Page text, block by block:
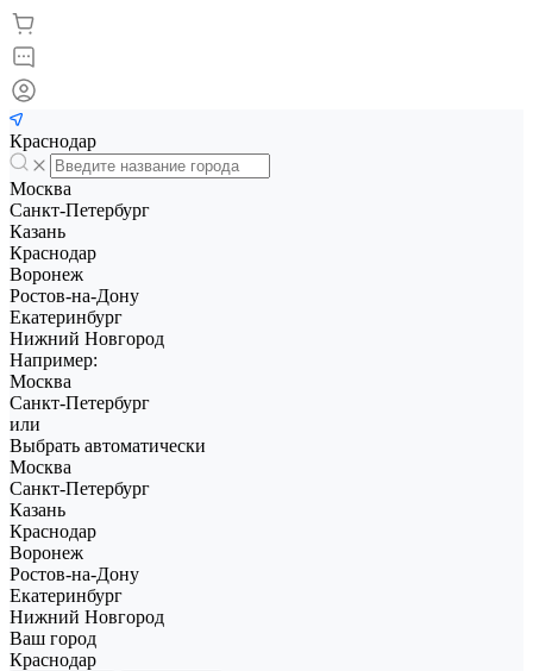
Краснодар
Москва
Санкт-Петербург
Казань
Краснодар
Воронеж
Ростов-на-Дону
Екатеринбург
Нижний Новгород
Например:
Москва
Санкт-Петербург
или
Выбрать автоматически
Москва
Санкт-Петербург
Казань
Краснодар
Воронеж
Ростов-на-Дону
Екатеринбург
Нижний Новгород
Ваш город
Краснодар